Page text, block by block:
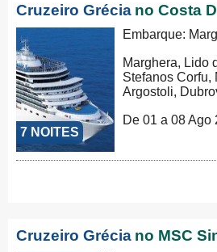
Cruzeiro Grécia no Costa
7 NOITES
Embarque:
Marghera, Lido
Stefanos Corfu,
Argostoli,
De 01 a 08 Ago
Cruzeiro Grécia no MSC